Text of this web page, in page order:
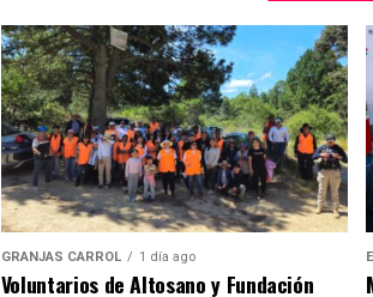
GRANJAS CARROL 1 día ago
Voluntarios de Altosano y Fundación